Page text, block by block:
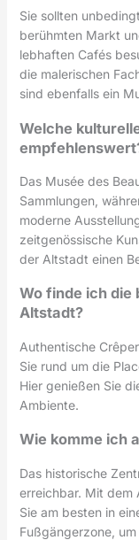
Sie sollten
berühmten Markt
lebhaften Cafés
die malerischen
sind ebenfalls ein
Welche
Das Musée des
Sammlungen,
moderne
zeitgenössische
der Altstadt einen
Wo finde ich die
Altstadt?
Authentische
Sie rund um die
Hier genießen Sie
Ambiente.
Wie komme ich
Das historische
erreichbar. Mit dem
Sie am besten in
Fußgängerzone,